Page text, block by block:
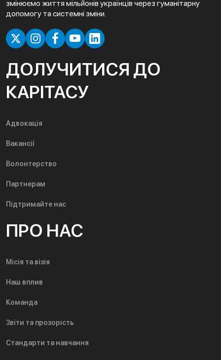
змінюємо життя мільйонів українців через гуманітарну
допомогу та системні зміни.
ДОЛУЧИТИСЯ ДО
КАРІТАСУ
Адвокація
Вакансії
Волонтерство
Партнерам
Підтримайте нас
ПРО НАС
Місія та візія
Наш вплив
Команда
Звіти та прозорість
Стандарти та навчання